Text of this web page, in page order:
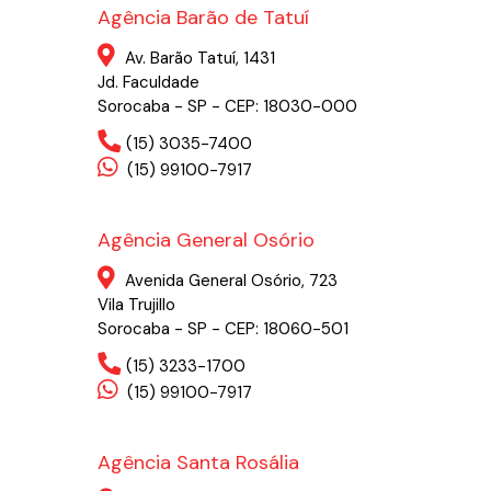
Agência Barão de Tatuí
Av. Barão Tatuí, 1431
Jd. Faculdade
Sorocaba - SP - CEP: 18030-000
(15) 3035-7400
(15) 99100-7917
Agência General Osório
Avenida General Osório, 723
Vila Trujillo
Sorocaba - SP - CEP: 18060-501
(15) 3233-1700
(15) 99100-7917
Agência Santa Rosália